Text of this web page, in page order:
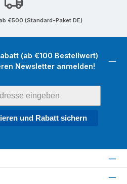
€500 (Standard-Paket DE)
(ab €100 Bestellwert)
Newsletter anmelden!
und Rabatt sichern